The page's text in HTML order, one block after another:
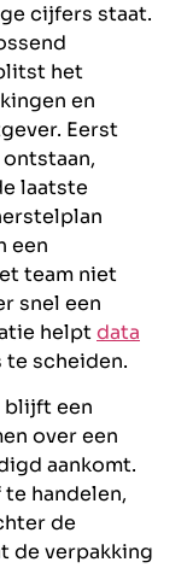
cijfers staat.
het
en
Eerst
laatste
een
team niet
snel een
helptdata
te scheiden.
blijft een
over een
aankomt.
handelen,
de
de verpakking